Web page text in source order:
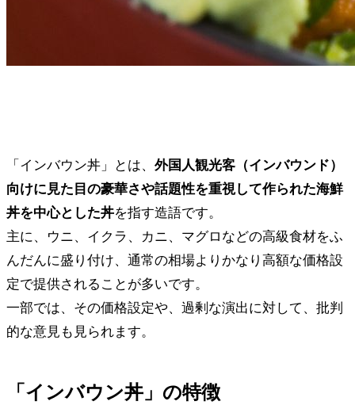
「インバウン丼」とは、 外国人観光客（インバウンド）
向けに見た目の豪華さや話題性を重視して作られた海鮮
丼を中心とした丼を指す造語です。
主に、ウニ、イクラ、カニ、マグロなどの高級食材をふ
んだんに盛り付け、通常の相場よりかなり高額な価格設
定で提供されることが多いです。
一部では、その価格設定や、過剰な演出に対して、批判
的な意見も見られます。
「インバウン丼」の特徴